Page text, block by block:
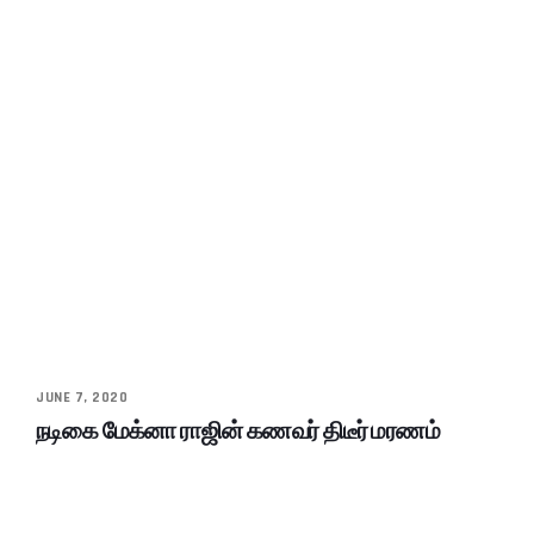
JUNE 7, 2020
நடிகை மேக்னா ராஜின் கணவர் திடீர் மரணம்